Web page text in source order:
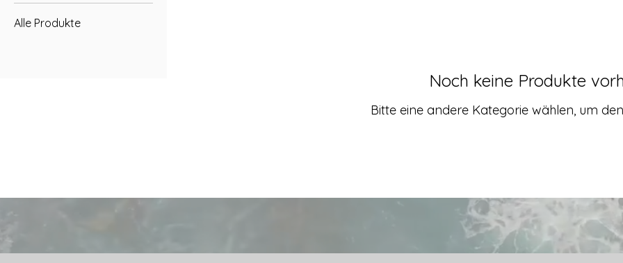
Alle Produkte
Noch keine Produkte
Bitte eine andere Kategorie wählen, um